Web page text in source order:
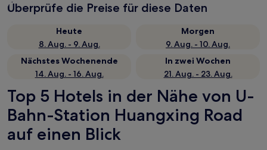
Überprüfe die Preise für diese Daten
Heute
8. Aug. - 9. Aug.
Morgen
9. Aug. - 10. Aug.
Nächstes Wochenende
14. Aug. - 16. Aug.
In zwei Wochen
21. Aug. - 23. Aug.
Top 5 Hotels in der Nähe von U-
Bahn-Station Huangxing Road
auf einen Blick